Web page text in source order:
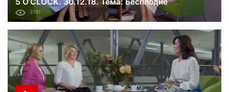
3741